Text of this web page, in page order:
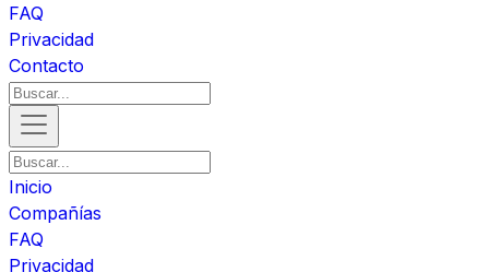
FAQ
Privacidad
Contacto
Inicio
Compañías
FAQ
Privacidad